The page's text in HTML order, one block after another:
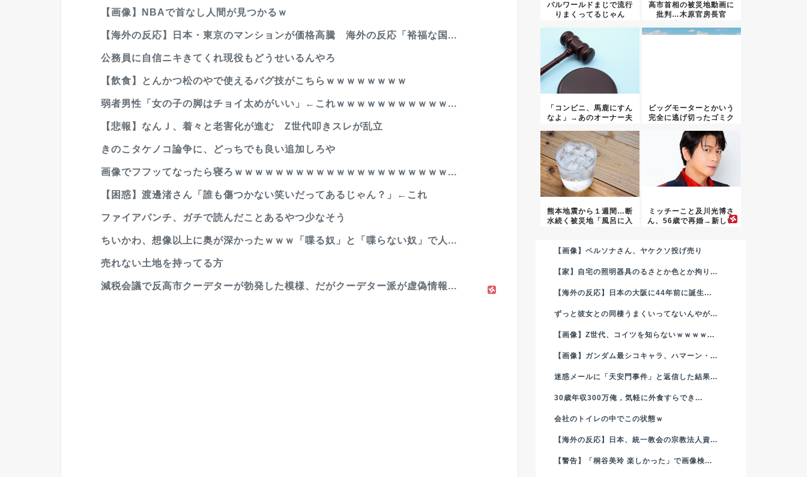
【画像】NBAで首なし人間が見つかるｗ
【海外の反応】日本・東京のマンションが価格高騰 海外の反応「裕福な国...
公務員に自信ニキきてくれ現役もどうせいるんやろ
【飲食】とんかつ松のやで使えるバグ技がこちらｗｗｗｗｗｗｗｗ
弱者男性「女の子の脚はチョイ太めがいい」←これｗｗｗｗｗｗｗｗｗｗｗ...
【悲報】なんＪ、着々と老害化が進む Z世代叩きスレが乱立
きのこタケノコ論争に、どっちでも良い追加しろや
画像でフフッてなったら寝ろｗｗｗｗｗｗｗｗｗｗｗｗｗｗｗｗｗｗｗｗｗ...
【困惑】渡邊渚さん「誰も傷つかない笑いだってあるじゃん？」←これ
ファイアパンチ、ガチで読んだことあるやつ少なそう
ちいかわ、想像以上に奥が深かったｗｗｗ「喋る奴」と「喋らない奴」で人...
売れない土地を持ってる方
減税会議で反高市クーデターが勃発した模様、だがクーデター派が虚偽情報...
パルワールドまじで流行
りまくってるじゃん
高市首相の被災地動画に
批判…木原官房長官
「コンビニ、馬鹿にすん
なよ」→あのオーナー夫
ビッグモーターとかいう
完全に逃げ切ったゴミク
熊本地震から１週間…断
水続く被災地「風呂に入
ミッチーこと及川光博さ
ん、56歳で再婚→新しい
【画像】ペルソナさん、ヤケクソ投げ売り
【家】自宅の照明器具のるさとか色とか拘り...
【海外の反応】日本の大阪に44年前に誕生...
ずっと彼女との同棲うまくいってないんやが...
【画像】Z世代、コイツを知らないｗｗｗｗ...
【画像】ガンダム最シコキャラ、ハマーン・...
迷惑メールに「天安門事件」と返信した結果...
30歳年収300万俺，気軽に外食すらでき...
会社のトイレの中でこの状態ｗ
【海外の反応】日本、統一教会の宗教法人資...
【警告】「桐谷美玲 楽しかった」で画像検...